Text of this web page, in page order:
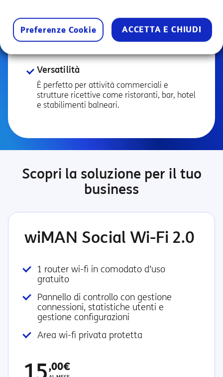
collegare il router wiMAN al tuo modem e
associarlo alla tua attività.
Versatilità
È perfetto per attività commerciali e
strutture ricettive come ristoranti, bar, hotel
e stabilimenti balneari.
Scopri la soluzione per il tuo
business
wiMAN Social Wi-Fi 2.0
1 router wi-fi in comodato d’uso
gratuito
Pannello di controllo con gestione
connessioni, statistiche utenti e
gestione configurazioni
Area wi-fi privata protetta
,00€
Preferenze Cookie ACCETTA E CHIUDI